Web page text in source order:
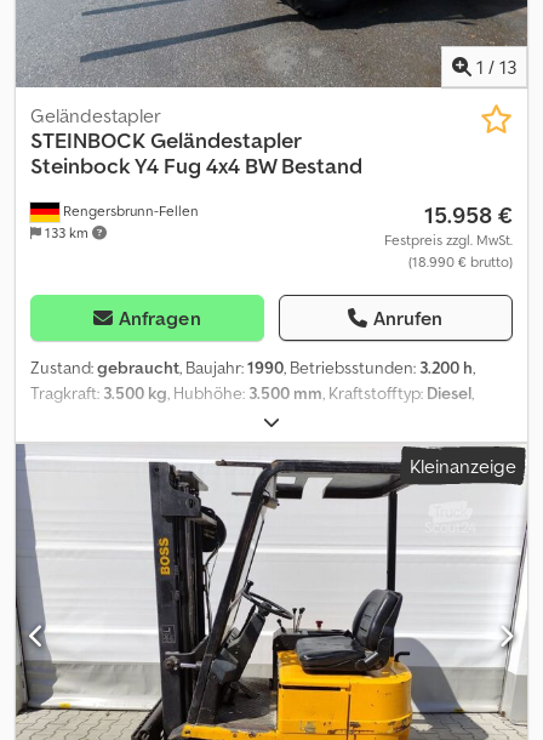
1 / 13
Rengersbrunn-Fellen
133 km
Geländestapler
STEINBOCKGeländestapler
Steinbock Y4 Fug 4x4 BW Bestand
15.958 €
Festpreis zzgl. MwSt.
(18.990 € brutto)
Anfragen Anrufen
Zustand:gebraucht, Baujahr:1990, Betriebsstunden: 3.200 h,
Tragkraft: 3.500 kg, Hubhöhe: 3.500 mm, Kraftstofftyp: Diesel,
, Getriebetyp:
Kabine, 1x Steinbock Geländestapler Y4 Allrad aus BW Bestand
guter Zustand ca 3200 Betr Stunden Allradantrieb ZF
Automatikgetriebe 6WG 120 6 Gänge 50 Km/h Wedeschaltung
Servolenkung Dieselmotor Deutz F6L913 Luftgekühlt mit
78KW/108 PS Wandlergetriebe ZF mit Wendeschaltung und 6
Gängen ZF 6WG 120 Kabine mit Heizung Lüftung Austellfenster
Standheizung Hubhöhe 3500 mm Tragkraft 3500 kg Zulässiges
Gesamtgewicht 10500 kg. Leergewicht ca 8900 Kg Dublex Mast
mit Seitenschieber und 3 Steuerkreis Seitliche Verstellung
Drehverstellung . Allrad zuschaltbar. Stapler mit 3200 St Bereifung
neuwertig letzte Wartung 2022 mit Schneeketten und
Gabelzinkenverlängerungen 2x Guter Zustand.Einsatzbereit. Tüv
Kleinanzeige